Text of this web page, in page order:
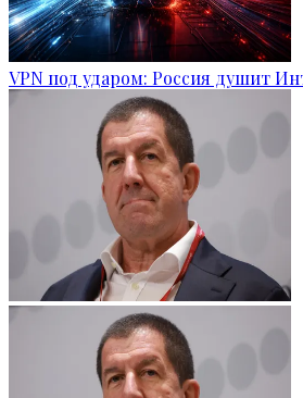
VPN под ударом: Россия душит